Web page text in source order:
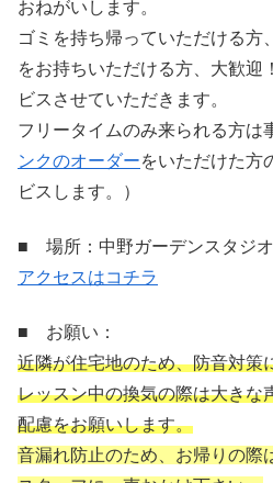
おねがいします。
ゴミを持ち帰っていただける方
をお持ちいただける方、大歓迎
ビスさせていただきます。
フリータイムのみ来られる方は
ンクのオーダーをいただけた方
ビスします。）
■ 場所：中野ガーデンスタジオ
アクセスはコチラ
■ お願い：
近隣が住宅地のため、防音対策
レッスン中の換気の際は大きな
配慮をお願いします。
音漏れ防止のため、お帰りの際